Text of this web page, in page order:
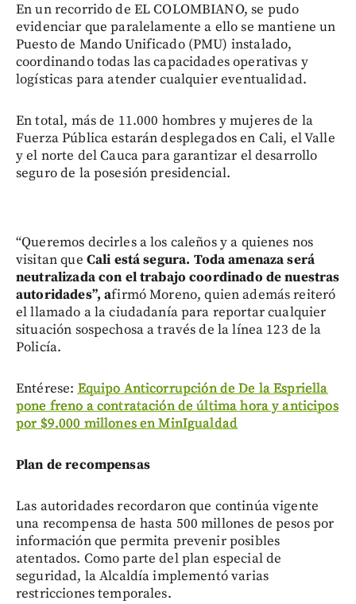
En un recorrido de EL COLOMBIANO, se pudo
evidenciar que paralelamente a ello se mantiene un
Puesto de Mando Unificado (PMU) instalado,
coordinando todas las capacidades operativas y
logísticas para atender cualquier eventualidad.
En total, más de 11.000 hombres y mujeres de la
Fuerza Pública estarán desplegados en Cali, el Valle
y el norte del Cauca para garantizar el desarrollo
seguro de la posesión presidencial.
“Queremos decirles a los caleños y a quienes nos
visitan que Cali está segura. Toda amenaza será
neutralizada con el trabajo coordinado de nuestras
autoridades”, afirmó Moreno, quien además reiteró
el llamado a la ciudadanía para reportar cualquier
situación sospechosa a través de la línea 123 de la
Policía.
Entérese: Equipo Anticorrupción de De la Espriella
pone freno a contratación de última hora y anticipos
por $9.000 millones en MinIgualdad
Plan de recompensas
Las autoridades recordaron que continúa vigente
una recompensa de hasta 500 millones de pesos por
información que permita prevenir posibles
atentados. Como parte del plan especial de
seguridad, la Alcaldía implementó varias
restricciones temporales.